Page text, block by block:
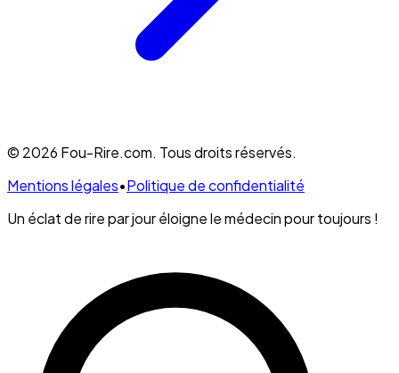
© 2026 Fou-Rire.com. Tous droits réservés.
Mentions légales•Politique de confidentialité
Un éclat de rire par jour éloigne le médecin pour toujours !